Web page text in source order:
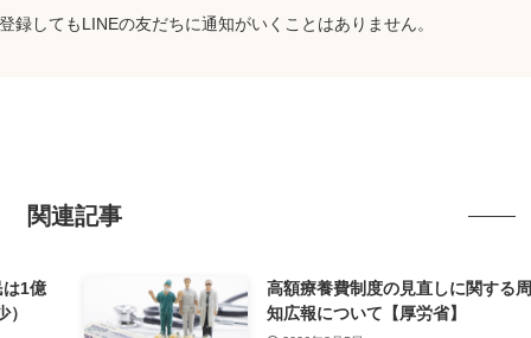
してもLINEの友だちに通知がいくことはありません。
関連記事
1億
）
高額療養費制度の見直しに関する周
知広報について【厚労省】